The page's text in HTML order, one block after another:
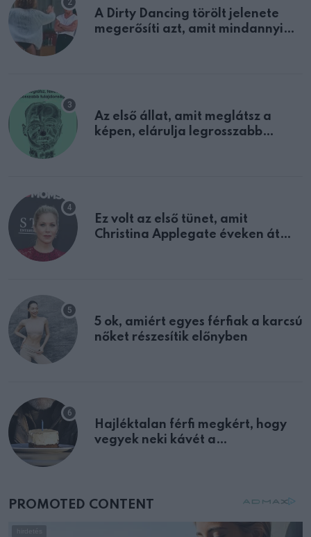
A Dirty Dancing törölt jelenete
megerősíti azt, amit mindannyian
Az első állat, amit meglátsz a
képen, elárulja legrosszabb
Ez volt az első tünet, amit
Christina Applegate éveken át
5 ok, amiért egyes férfiak a karcsú
nőket részesítik előnyben
Hajléktalan férfi megkért, hogy
vegyek neki kávét a